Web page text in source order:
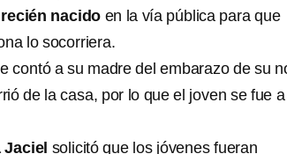
recién nacido en la vía pública para que
lo socorriera.
contó a su madre del embarazo de su
de la casa, por lo que el joven se fue
Jaciel solicitó que los jóvenes fueran